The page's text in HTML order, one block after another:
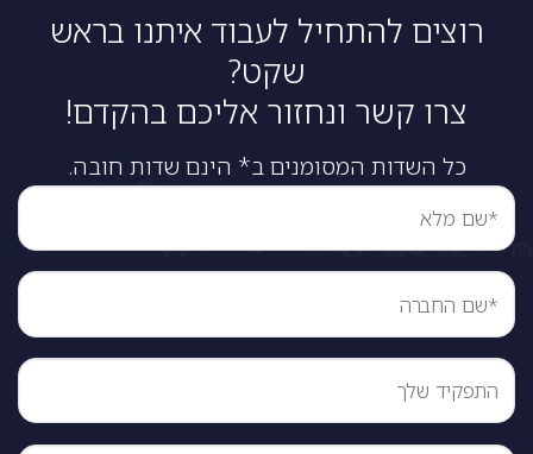
רוצים להתחיל לעבוד איתנו בראש
שקט?
צרו קשר ונחזור אליכם בהקדם!
כל השדות המסומנים ב* הינם שדות חובה.